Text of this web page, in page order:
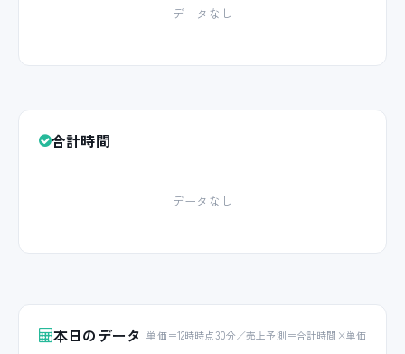
データなし
合計時間
データなし
本日のデータ 単価＝12時時点30分／売上予測＝合計時間×単価